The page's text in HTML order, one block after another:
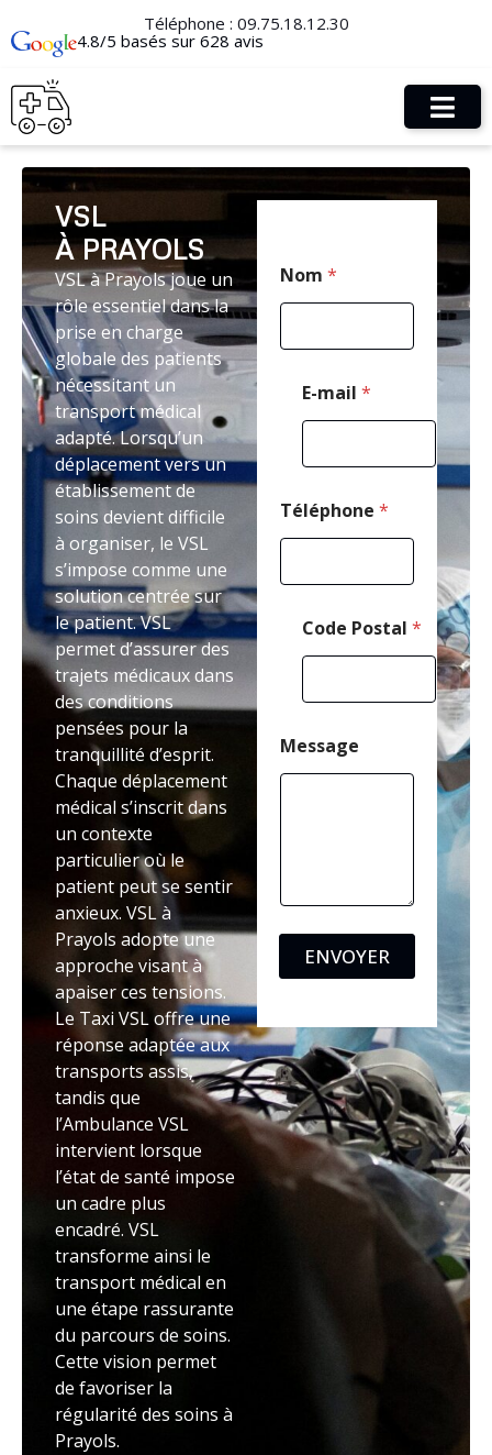
Téléphone : 09.75.18.12.30
4.8/5 basés sur 628 avis
VSL
À PRAYOLS
VSL à Prayols joue un
rôle essentiel dans la
prise en charge
globale des patients
nécessitant un
transport médical
adapté. Lorsqu’un
déplacement vers un
établissement de
soins devient difficile
à organiser, le VSL
s’impose comme une
solution centrée sur
le patient. VSL
permet d’assurer des
trajets médicaux dans
des conditions
pensées pour la
tranquillité d’esprit.
Chaque déplacement
médical s’inscrit dans
un contexte
particulier où le
patient peut se sentir
anxieux. VSL à
Prayols adopte une
approche visant à
apaiser ces tensions.
Le Taxi VSL offre une
réponse adaptée aux
transports assis,
tandis que
l’Ambulance VSL
intervient lorsque
l’état de santé impose
un cadre plus
encadré. VSL
transforme ainsi le
transport médical en
une étape rassurante
du parcours de soins.
Cette vision permet
de favoriser la
régularité des soins à
Prayols.
Nom *
E-mail *
Téléphone *
C
o
d
e
C
o
d
e
Code Postal *
Message
ENVOYER